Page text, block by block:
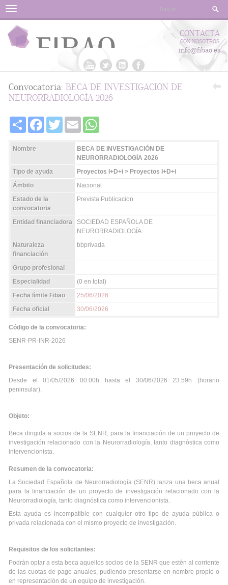
Menu
CONTACTA
CON NOSOTROS
info@fibao.es
Convocatoria: BECA DE INVESTIGACIÓN DE
NEURORRADIOLOGÍA 2026
Share FacebookTwitter Email
Nombre
BECA DE INVESTIGACIÓN DE
NEURORRADIOLOGÍA 2026
Tipo de ayuda
Proyectos I+D+i > Proyectos I+D+i
Ámbito
Nacional
Estado de la
convocatoria
Prevista Publicacion
Entidad financiadora
SOCIEDAD ESPAÑOLA DE
NEURORRADIOLOGÍA
Naturaleza
financiación
bbprivada
Grupo profesional
Especialidad
(0 en total)
Fecha límite Fibao
25/06/2026
Fecha oficial
30/06/2026
Código de la convocatoria:
SENR-PR-INR-2026
Presentación de solicitudes:
Desde el 01/05/2026 00:00h hasta el 30/06/2026 23:59h (horario
peninsular).
Objeto:
Beca dirigida a socios de la SENR, para la financiación de un proyecto de
investigación relacionado con la Neurorradiología, tanto diagnóstica como
intervencionista.
Resumen de la convocatoria:
La Sociedad Española de Neurorradiología (SENR) lanza una beca anual
para la financiación de un proyecto de investigación relacionado con la
Neurorradiología, tanto diagnóstica como intervencionista.
Esta ayuda es incompatible con cualquier otro tipo de ayuda pública o
privada relacionada con el mismo proyecto de investigación.
Requisitos de los solicitantes:
Podrán optar a esta beca aquellos socios de la SENR que estén al corriente
de las cuotas de pago anuales, pudiendo presentarse en nombre propio o
en representación de un equipo de investigación.